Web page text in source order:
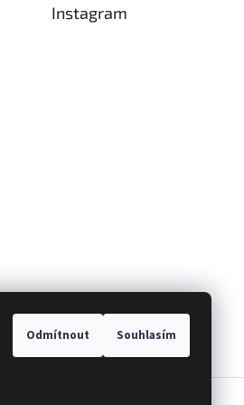
Odmítnout Souhlasím
Instagram